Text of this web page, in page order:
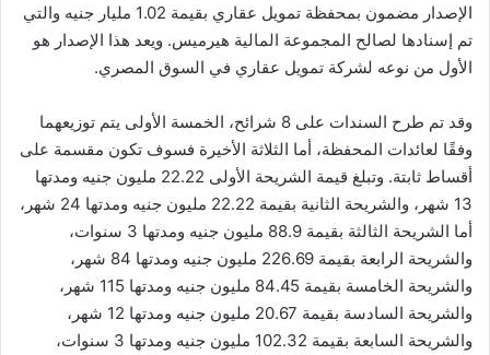
الإصدار مضمون بمحفظة تمويل عقاري بقيمة 1.02 مليار جنيه والتي
تم إسنادها لصالح المجموعة المالية هيرميس. ويعد هذا الإصدار هو
الأول من نوعه لشركة تمويل عقاري في السوق المصري.
وقد تم طرح السندات على 8 شرائح، الخمسة الأولى يتم توزيعهما
وفقًا لعائدات المحفظة، أما الثلاثة الأخيرة فسوف تكون مقسمة على
أقساط ثابتة. وتبلغ قيمة الشريحة الأولى 22.22 مليون جنيه ومدتها
13 شهر، والشريحة الثانية بقيمة 22.22 مليون جنيه ومدتها 24 شهر،
أما الشريحة الثالثة بقيمة 88.9 مليون جنيه ومدتها 3 سنوات،
والشريحة الرابعة بقيمة 226.69 مليون جنيه ومدتها 84 شهر،
والشريحة الخامسة بقيمة 84.45 مليون جنيه ومدتها 115 شهر،
والشريحة السادسة بقيمة 20.67 مليون جنيه ومدتها 12 شهر،
والشريحة السابعة بقيمة 102.32 مليون جنيه ومدتها 3 سنوات،